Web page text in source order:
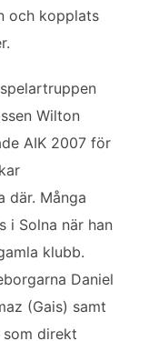
och kopplats
Wilton
AIK 2007 för
där. Många
i Solna när han
klubb.
Daniel
(Gais) samt
som direkt